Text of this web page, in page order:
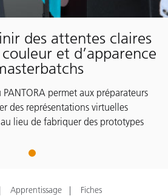
des attentes claires
et d’apparence
permet aux préparateurs
des représentations virtuelles
lieu de fabriquer des prototypes
1
Apprentissage
Fiches